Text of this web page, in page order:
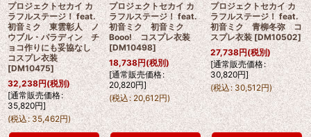
プロジェクトセカイ カ
ラフルステージ！ feat.
初音ミク 東雲彰人 ノ
ウブル・パラディン チ
ョコ作りにも妥協なし
コスプレ衣装
[DM10475]
32,238円(税別)
[通常販売価格:
35,820円]
(税込: 35,462円)
プロジェクトセカイ カ
ラフルステージ！ feat.
初音ミク 初音ミク
Booo! コスプレ衣装
[DM10498]
18,738円(税別)
[通常販売価格:
20,820円]
(税込: 20,612円)
プロジェクトセカイ カ
ラフルステージ！ feat.
初音ミク 青柳冬弥 コ
スプレ衣装 [DM10502]
27,738円(税別)
[通常販売価格:
30,820円]
(税込: 30,512円)